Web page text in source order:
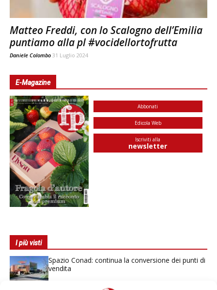
Matteo Freddi, con lo Scalogno dell’Emilia
puntiamo alla pl #vocidellortofrutta
Daniele Colombo 31 Luglio 2024
E-Magazine
Abbonati
Edicola Web
Iscriviti alla
newsletter
I più visti
Spazio Conad: continua la conversione dei punti di
vendita